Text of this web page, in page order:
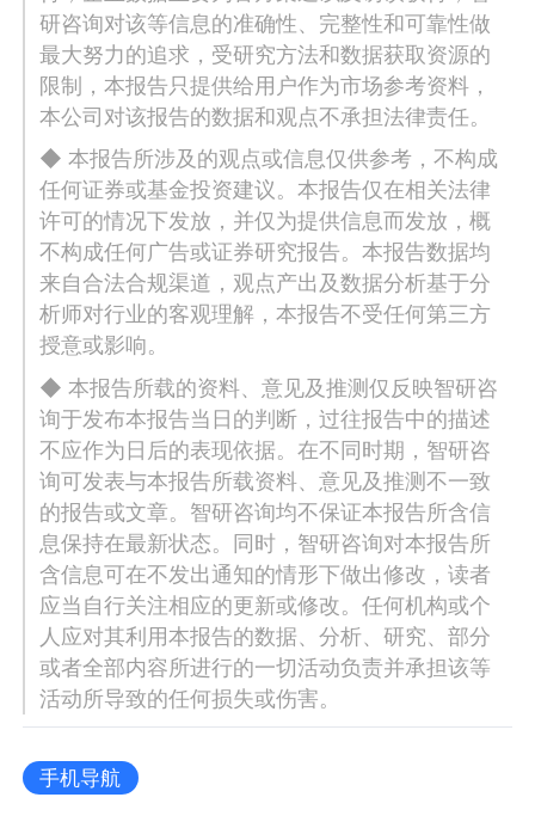
研咨询对该等信息的准确性、完整性和可靠性做
最大努力的追求，受研究方法和数据获取资源的
限制，本报告只提供给用户作为市场参考资料，
本公司对该报告的数据和观点不承担法律责任。
◆ 本报告所涉及的观点或信息仅供参考，不构成
任何证券或基金投资建议。本报告仅在相关法律
许可的情况下发放，并仅为提供信息而发放，概
不构成任何广告或证券研究报告。本报告数据均
来自合法合规渠道，观点产出及数据分析基于分
析师对行业的客观理解，本报告不受任何第三方
授意或影响。
◆ 本报告所载的资料、意见及推测仅反映智研咨
询于发布本报告当日的判断，过往报告中的描述
不应作为日后的表现依据。在不同时期，智研咨
询可发表与本报告所载资料、意见及推测不一致
的报告或文章。智研咨询均不保证本报告所含信
息保持在最新状态。同时，智研咨询对本报告所
含信息可在不发出通知的情形下做出修改，读者
应当自行关注相应的更新或修改。任何机构或个
人应对其利用本报告的数据、分析、研究、部分
或者全部内容所进行的一切活动负责并承担该等
活动所导致的任何损失或伤害。
手机导航